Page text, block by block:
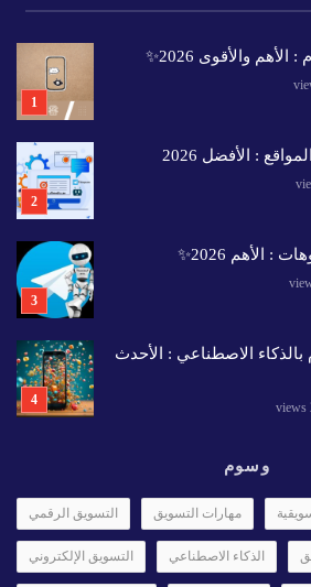
والأقوى 2026✨️
: الأفضل 2026
2026✨️
بالذكاء الاصطناعي : الأحدث
وسوم
التسويق الرقمي مهارات التسويق
التسويق الإلكتروني الذكاء الاصطناعي